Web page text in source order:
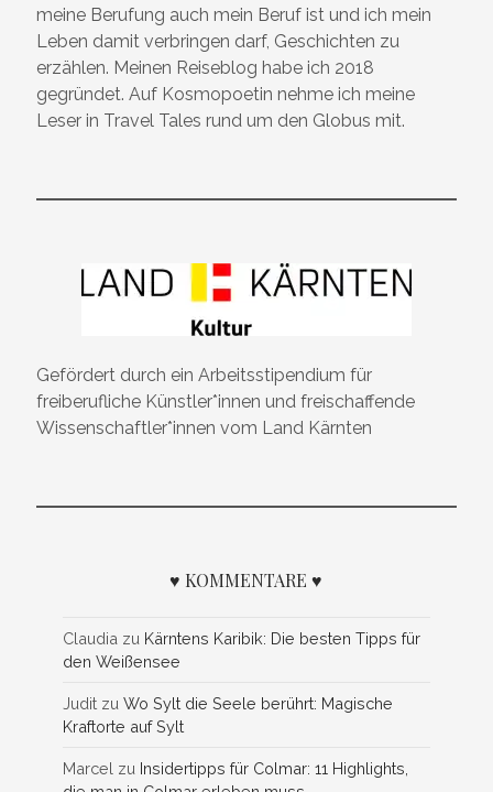
meine Berufung auch mein Beruf ist und ich mein
Leben damit verbringen darf, Geschichten zu
erzählen. Meinen Reiseblog habe ich 2018
gegründet. Auf Kosmopoetin nehme ich meine
Leser in Travel Tales rund um den Globus mit.
Gefördert durch ein Arbeitsstipendium für
freiberufliche Künstler*innen und freischaffende
Wissenschaftler*innen vom Land Kärnten
♥ KOMMENTARE ♥
Claudia zu Kärntens Karibik: Die besten Tipps für
den Weißensee
Judit zuWo Sylt die Seele berührt: Magische
Kraftorte auf Sylt
Marcel zu Insidertipps für Colmar: 11 Highlights,